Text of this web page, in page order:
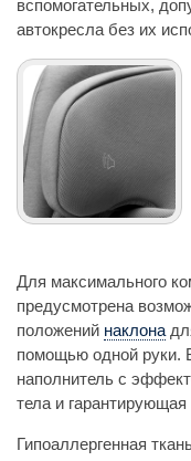
вспомогательных,
автокресла без их
Для максимального
предусмотрена
положений наклона
помощью одной руки.
наполнитель с
тела и
Гипоаллергенная